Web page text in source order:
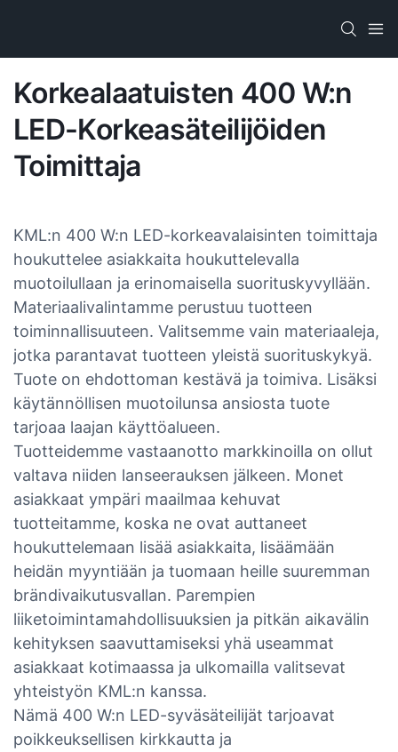
Korkealaatuisten 400 W:n
LED-Korkeasäteilijöiden
Toimittaja
KML:n 400 W:n LED-korkeavalaisinten toimittaja
houkuttelee asiakkaita houkuttelevalla
muotoilullaan ja erinomaisella suorituskyvyllään.
Materiaalivalintamme perustuu tuotteen
toiminnallisuuteen. Valitsemme vain materiaaleja,
jotka parantavat tuotteen yleistä suorituskykyä.
Tuote on ehdottoman kestävä ja toimiva. Lisäksi
käytännöllisen muotoilunsa ansiosta tuote
tarjoaa laajan käyttöalueen.
Tuotteidemme vastaanotto markkinoilla on ollut
valtava niiden lanseerauksen jälkeen. Monet
asiakkaat ympäri maailmaa kehuvat
tuotteitamme, koska ne ovat auttaneet
houkuttelemaan lisää asiakkaita, lisäämään
heidän myyntiään ja tuomaan heille suuremman
brändivaikutusvallan. Parempien
liiketoimintamahdollisuuksien ja pitkän aikavälin
kehityksen saavuttamiseksi yhä useammat
asiakkaat kotimaassa ja ulkomailla valitsevat
yhteistyön KML:n kanssa.
Nämä 400 W:n LED-syväsäteilijät tarjoavat
poikkeuksellisen kirkkautta ja